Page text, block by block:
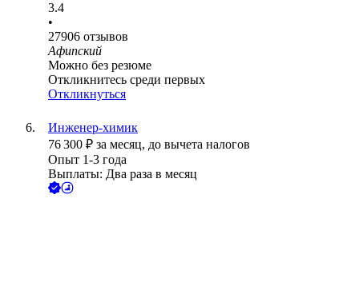
3.4
•
27906 отзывов
Афипский
Можно без резюме
Откликнитесь среди первых
Откликнуться
Инженер-химик
76 300 ₽ за месяц, до вычета налогов
Опыт 1-3 года
Выплаты: Два раза в месяц